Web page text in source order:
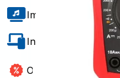
Informática e Software